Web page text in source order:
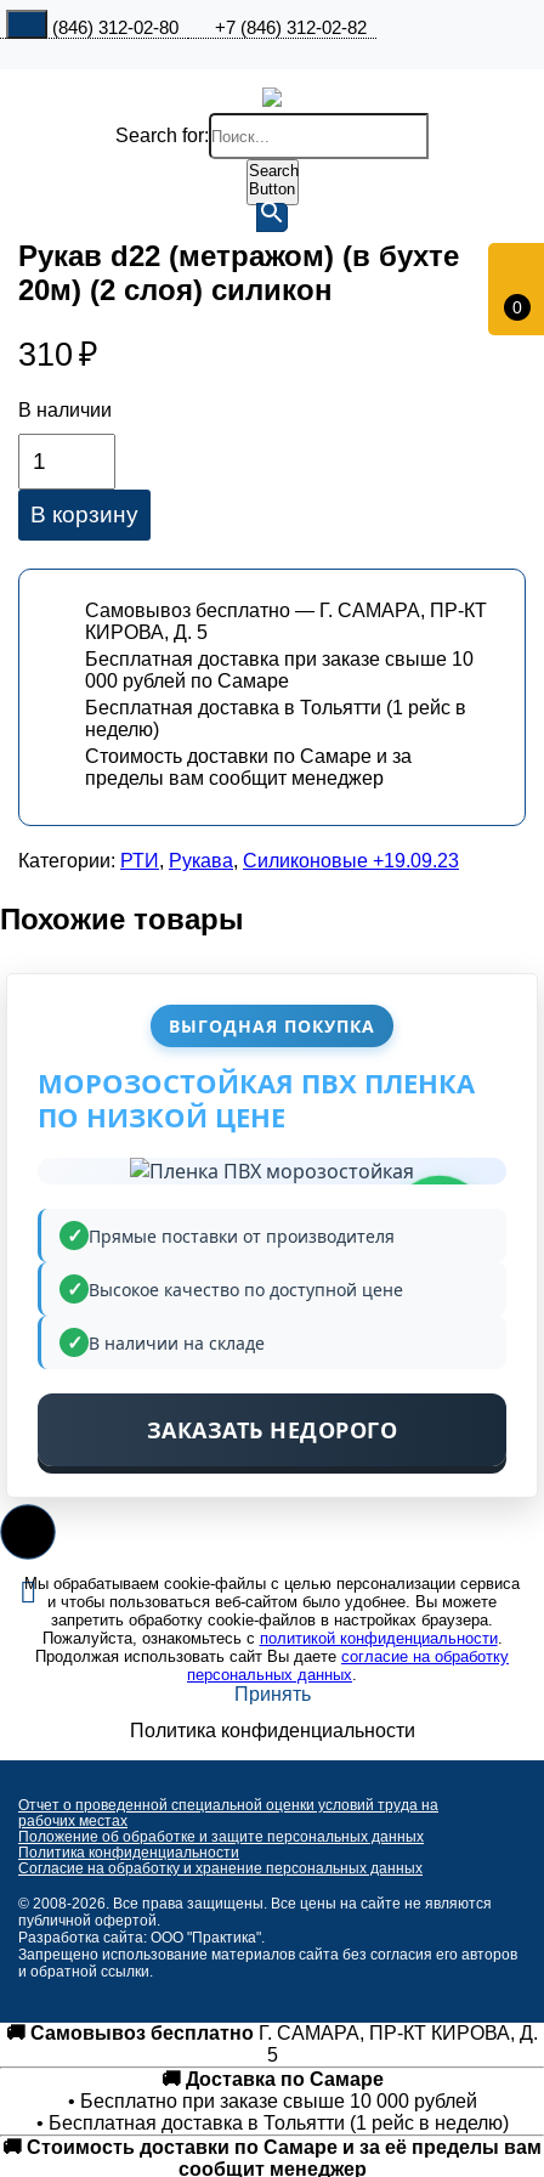
+7 (846) 312-02-80 +7 (846) 312-02-82
0
Search for:
Search
Button
ВЫГОДНАЯ ПОКУПКА
МОРОЗОСТОЙКАЯ ПВХ ПЛЕНКА
ПО НИЗКОЙ ЦЕНЕ
Прямые поставки от производителя
Высокое качество по доступной цене
В наличии на складе
ЗАКАЗАТЬ НЕДОРОГО
Рукав d22 (метражом) (в бухте
20м) (2 слоя) силикон
310 ₽
В наличии
В корзину
Самовывоз бесплатно — Г. САМАРА, ПР-КТ
КИРОВА, Д. 5
Бесплатная доставка при заказе свыше 10
000 рублей по Самаре
Бесплатная доставка в Тольятти (1 рейс в
неделю)
Стоимость доставки по Самаре и за
пределы вам сообщит менеджер
Категории: РТИ , Рукава, Силиконовые +19.09.23
Похожие товары
Мы обрабатываем cookie-файлы с целью персонализации сервиса
и чтобы пользоваться веб-сайтом было удобнее. Вы можете
запретить обработку cookie-файлов в настройках браузера.
Пожалуйста, ознакомьтесь с политикой конфиденциальности.
Продолжая использовать сайт Вы даете согласие на обработку
персональных данных.
Принять
Политика конфиденциальности
Отчет о проведенной специальной оценки условий труда на
рабочих местах
Положение об обработке и защите персональных данных
Политика конфиденциальности
Согласие на обработку и хранение персональных данных
© 2008-2026. Все права защищены. Все цены на сайте не являются
публичной офертой.
Разработка сайта: ООО "Практика".
Запрещено использование материалов сайта без согласия его авторов
и обратной ссылки.
🚚 Самовывоз бесплатно Г. САМАРА, ПР-КТ КИРОВА, Д.
5
🚚 Доставка по Самаре
• Бесплатно при заказе свыше 10 000 рублей
• Бесплатная доставка в Тольятти (1 рейс в неделю)
🚚 Стоимость доставки по Самаре и за её пределы вам
сообщит менеджер